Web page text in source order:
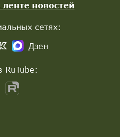
ленте новостей
сетях:
Дзен
RuTube: